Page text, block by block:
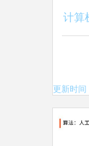
计算
开
湖南
更新时